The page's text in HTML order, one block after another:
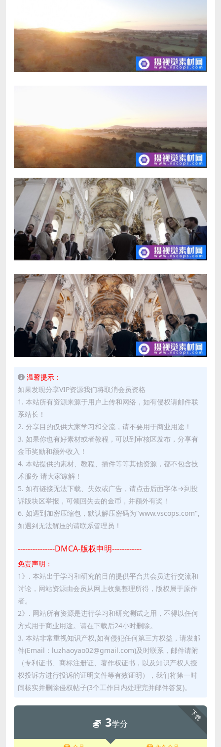
温馨提示：
如果发现分享VIP资源我们将取消会员资格
1. 本站所有资源来源于用户上传和网络，如有侵权请邮件联
系站长！
2. 分享目的仅供大家学习和交流，请不要用于商业用途！
3. 如果你也有好素材或者教程，可以到审核区发布，分享有
金币奖励和额外收入！
4. 本站提供的素材、教程、插件等等其他资源，都不包含技
术服务 请大家谅解！
5. 如有链接无法下载、失效或广告，请点击后面字体→到投
诉版块区举报，可领回失去的金币，并额外有奖！
6. 如遇到加密压缩包，默认解压密码为"www.vscops.com",
如遇到无法解压的请联系管理员！
---------------DMCA-版权申明------------
免责声明：
1》. 本站出于学习和研究的目的提供平台共会员进行交流和
讨论，网站资源由会员从网上收集整理所得，版权属于原作
者。
2》. 网站所有资源是进行学习和研究测试之用，不得以任何
方式用于商业用途。请在下载后24小时删除。
3. 本站非常重视知识产权,如有侵犯任何第三方权益，请发邮
件(Email：luzhaoyao02@gmail.com)及时联系，邮件请附
（专利证书、商标注册证、著作权证书，以及知识产权人授
权投诉方进行投诉的证明文件等有效证明），我们将第一时
间核实并删除侵权帖子(3个工作日内处理完并邮件答复)。
下载
3学分